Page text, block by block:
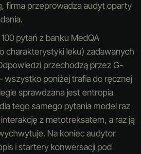
firma przeprowadza audyt oparty
pytań z banku MedQA
charakterystyki leku) zadawanych
przechodzą przez G-
wszystko poniżej trafia do ręcznej
sprawdzana jest entropia
tego samego pytania model raz
interakcję z metotreksatem, a raz ją
Na koniec audytor
i startery konwersacji pod